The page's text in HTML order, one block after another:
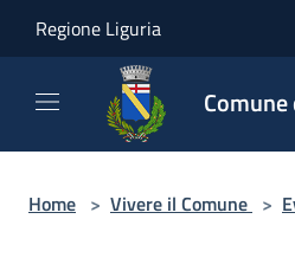
Regione Liguria
Home > Vivere il Comune >